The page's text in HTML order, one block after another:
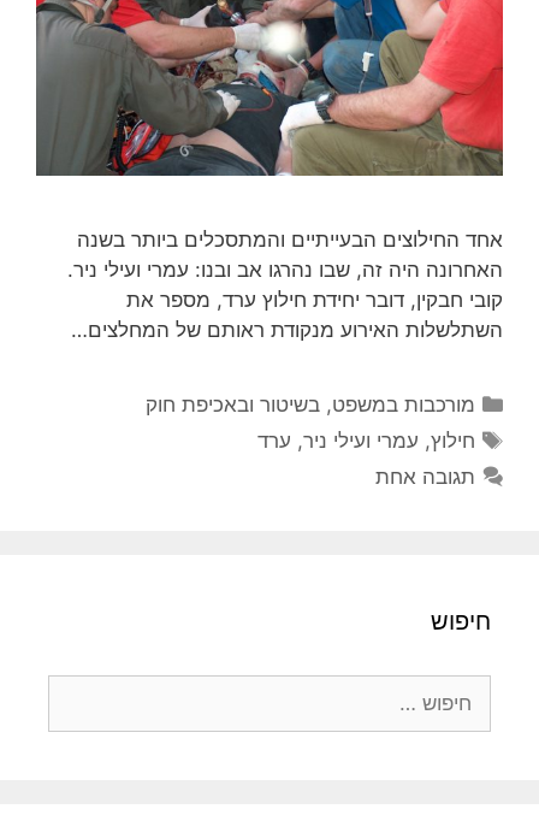
אחד החילוצים הבעייתיים והמתסכלים ביותר בשנה
האחרונה היה זה, שבו נהרגו אב ובנו: עמרי ועילי ניר.
קובי חבקין, דובר יחידת חילוץ ערד, מספר את
השתלשלות האירוע מנקודת ראותם של המחלצים…
קטגוריות
מורכבות במשפט, בשיטור ובאכיפת חוק
תגיות
חילוץ, עמרי ועילי ניר, ערד
תגובה אחת
חיפוש